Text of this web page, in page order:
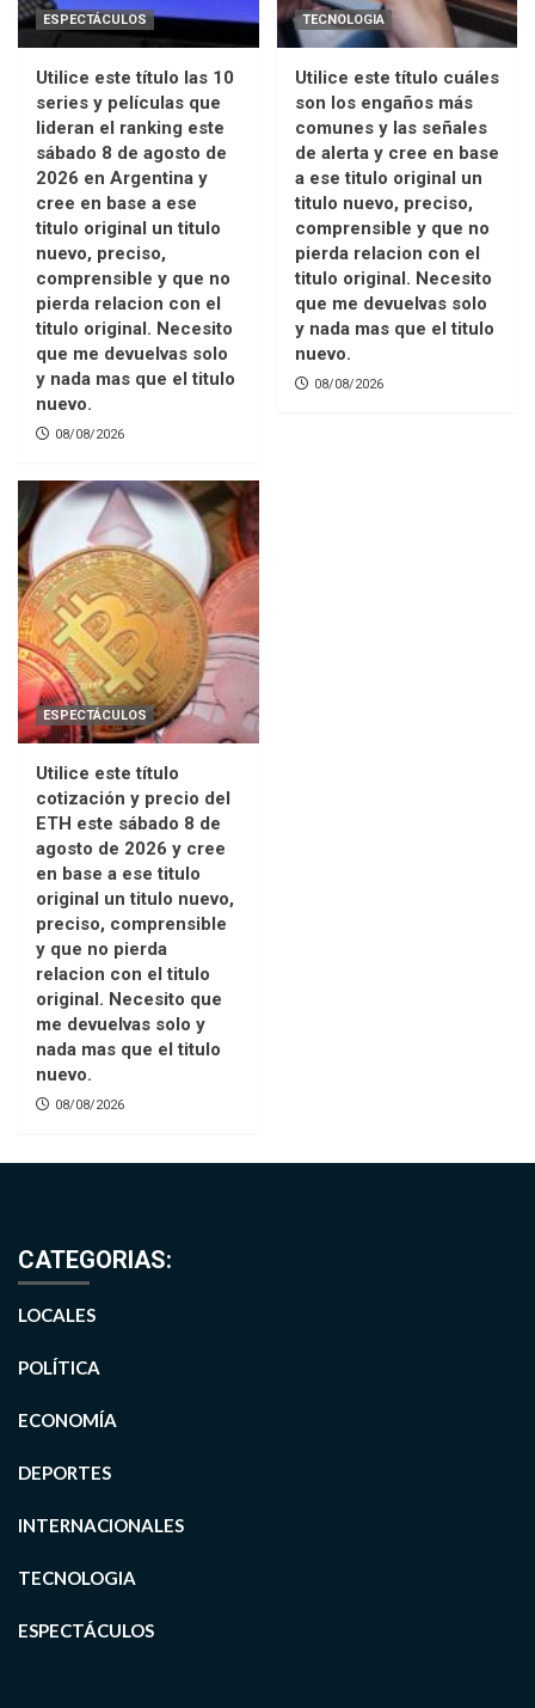
ESPECTÁCULOS
Utilice este título las 10
series y películas que
lideran el ranking este
sábado 8 de agosto de
2026 en Argentina y
cree en base a ese
titulo original un titulo
nuevo, preciso,
comprensible y que no
pierda relacion con el
titulo original. Necesito
que me devuelvas solo
y nada mas que el titulo
nuevo.
08/08/2026
TECNOLOGIA
Utilice este título cuáles
son los engaños más
comunes y las señales
de alerta y cree en base
a ese titulo original un
titulo nuevo, preciso,
comprensible y que no
pierda relacion con el
titulo original. Necesito
que me devuelvas solo
y nada mas que el titulo
nuevo.
08/08/2026
ESPECTÁCULOS
Utilice este título
cotización y precio del
ETH este sábado 8 de
agosto de 2026 y cree
en base a ese titulo
original un titulo nuevo,
preciso, comprensible
y que no pierda
relacion con el titulo
original. Necesito que
me devuelvas solo y
nada mas que el titulo
nuevo.
08/08/2026
CATEGORIAS:
LOCALES
POLÍTICA
ECONOMÍA
DEPORTES
INTERNACIONALES
TECNOLOGIA
ESPECTÁCULOS